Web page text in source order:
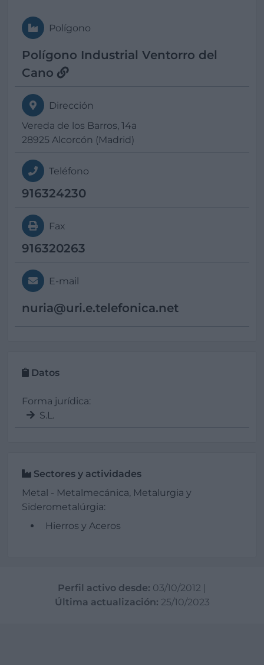
Polígono
Polígono Industrial Ventorro del
Cano
Dirección
Vereda de los Barros, 14a
28925 Alcorcón (Madrid)
Teléfono
916324230
Fax
916320263
E-mail
nuria@uri.e.telefonica.net
Datos
Forma jurídica:
S.L.
Sectores y actividades
Metal - Metalmecánica, Metalurgia y
Siderometalúrgia:
Hierros y Aceros
Perfil activo desde: 03/10/2012 |
Última actualización: 25/10/2023